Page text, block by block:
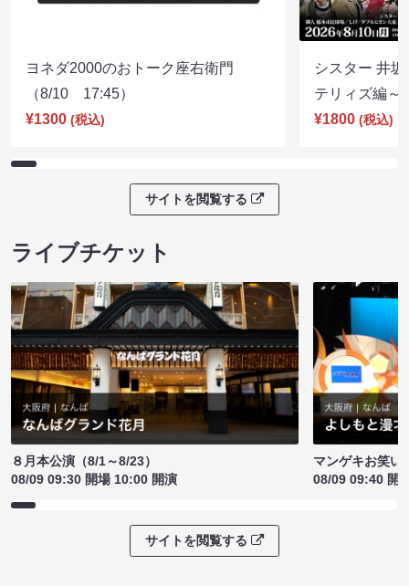
ヨネダ2000のおトーク座右衛門
（8/10 17:45）
¥1300 (税込)
シスター 井
テリィズ編
¥1800 (税込)
サイトを閲覧する
ライブチケット
８月本公演（8/1～8/23）
08/09 09:30 開場 10:00 開演
マンゲキお笑い
08/09 09:40 開
サイトを閲覧する